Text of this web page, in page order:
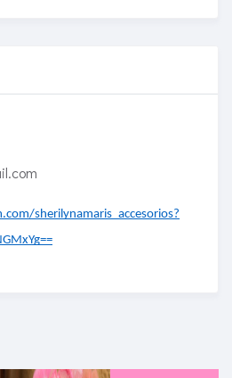
sherilynamaris_accesorios?